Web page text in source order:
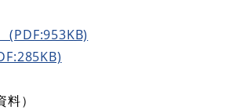
(PDF:953KB)
）